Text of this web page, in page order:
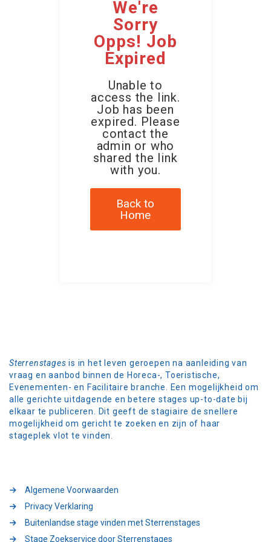
We're
Sorry
Opps! Job
Expired
Unable to
access the link.
Job has been
expired. Please
contact the
admin or who
shared the link
with you.
Back to
Home
Sterrenstages is in het leven geroepen na aanleiding van
vraag en aanbod binnen de Horeca-, Toeristische,
Evenementen- en Facilitaire branche. Een mogelijkheid om
alle gerichte uitdagende en betere stages up-to-date bij
elkaar te publiceren. Dit geeft de stagiaire de snellere
mogelijkheid om gericht te zoeken en zijn of haar
stageplek vlot te vinden.
Algemene Voorwaarden
Privacy Verklaring
Buitenlandse stage vinden met Sterrenstages
Stage Zoekservice door Sterrenstages